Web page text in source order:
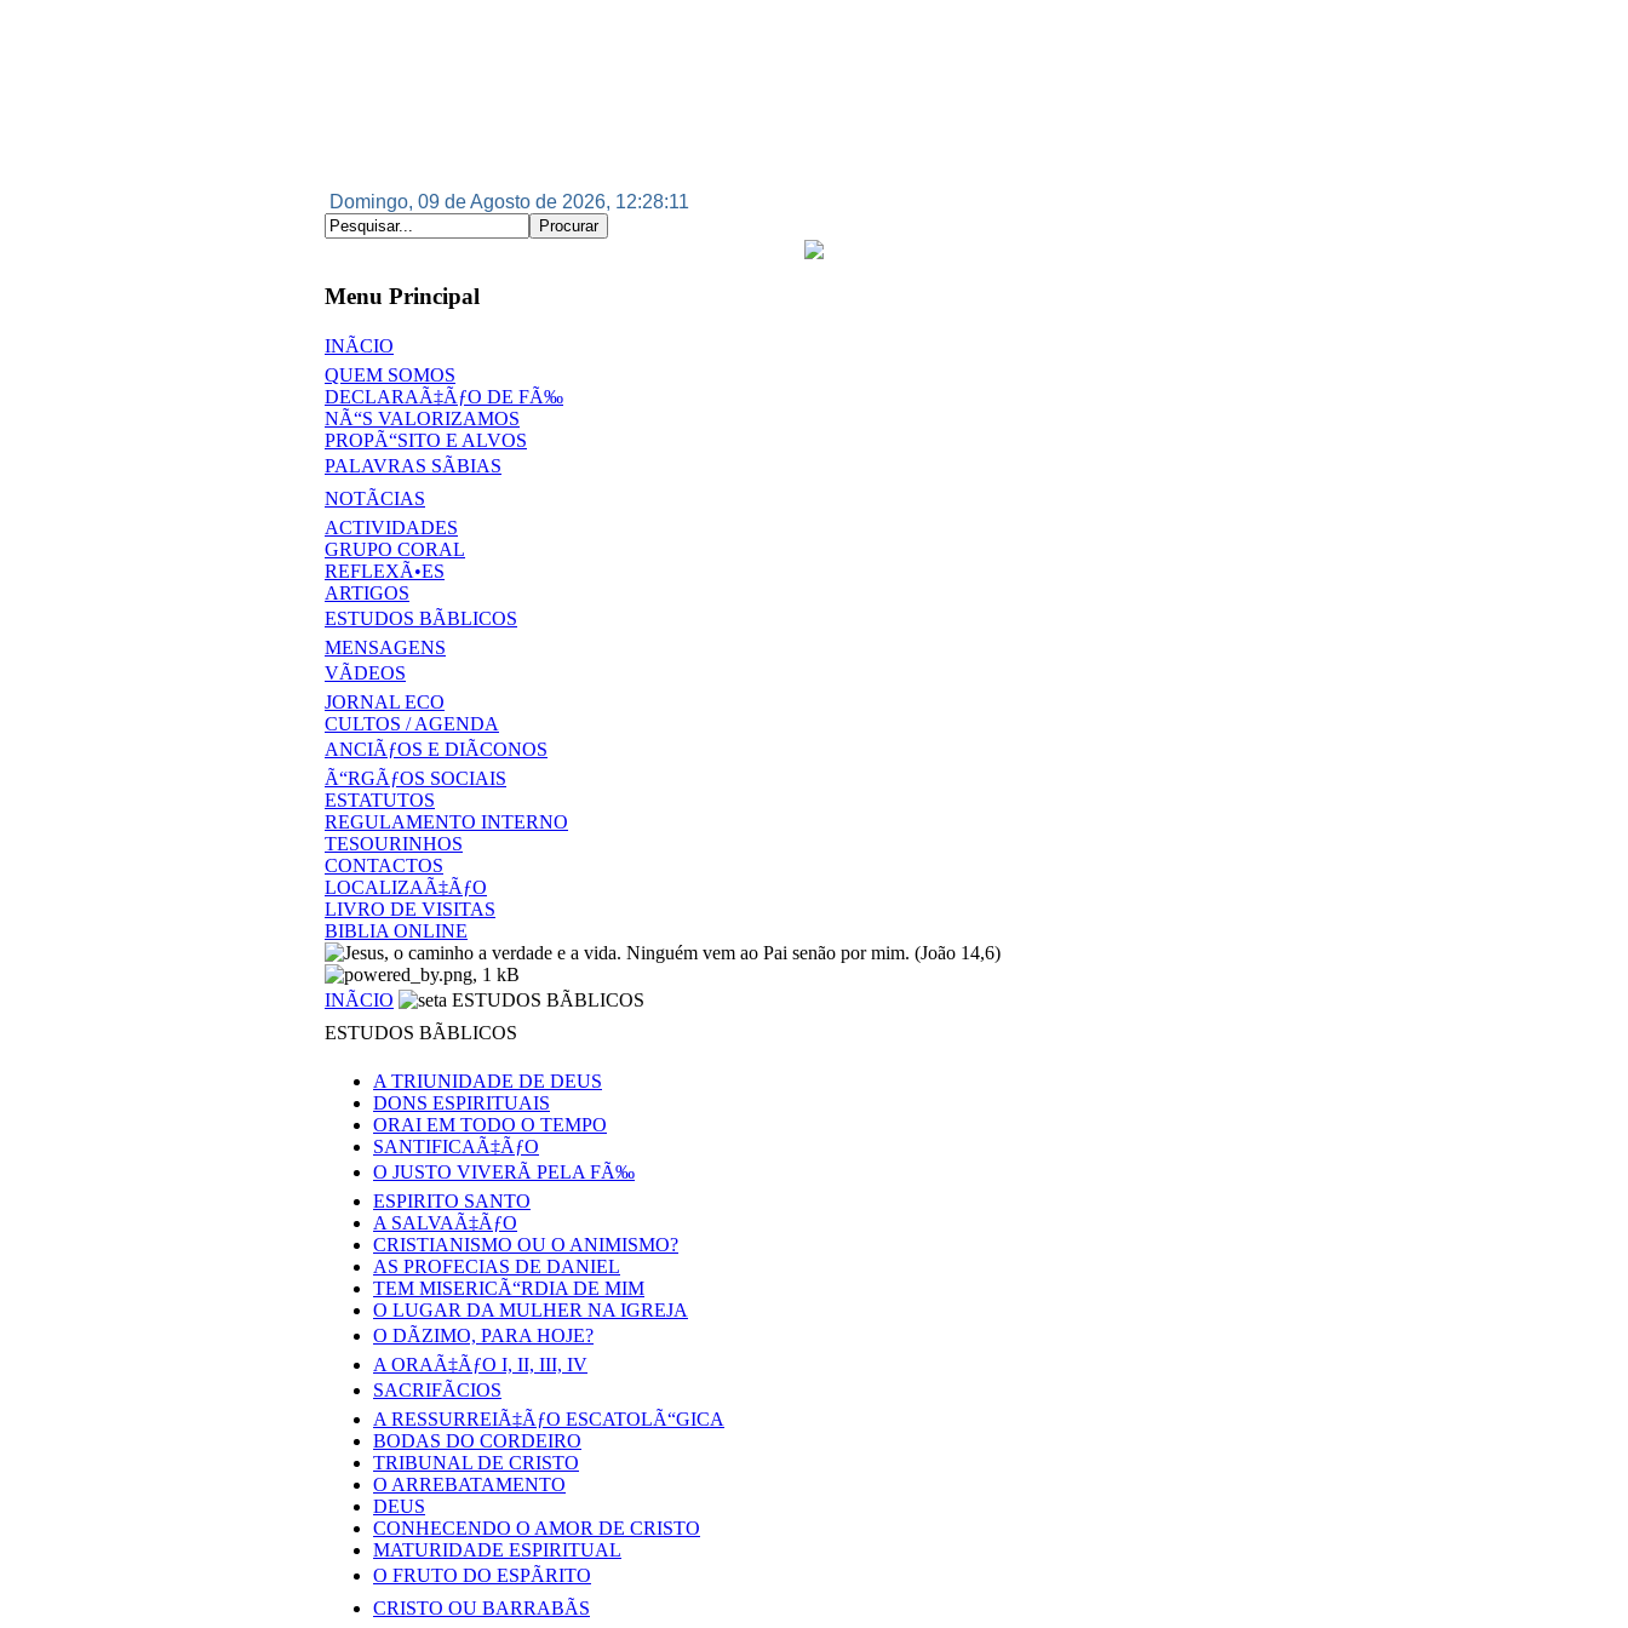
Domingo, 09 de Agosto de 2026, 12:28:11
Menu Principal
INÃCIO
QUEM SOMOS
DECLARAÃ‡ÃƒO DE FÃ‰
NÃ“S VALORIZAMOS
PROPÃ“SITO E ALVOS
PALAVRAS SÃBIAS
NOTÃCIAS
ACTIVIDADES
GRUPO CORAL
REFLEXÃ•ES
ARTIGOS
ESTUDOS BÃBLICOS
MENSAGENS
VÃDEOS
JORNAL ECO
CULTOS / AGENDA
ANCIÃƒOS E DIÃCONOS
Ã“RGÃƒOS SOCIAIS
ESTATUTOS
REGULAMENTO INTERNO
TESOURINHOS
CONTACTOS
LOCALIZAÃ‡ÃƒO
LIVRO DE VISITAS
BIBLIA ONLINE
INÃCIO
ESTUDOS BÃBLICOS
ESTUDOS BÃBLICOS
A TRIUNIDADE DE DEUS
DONS ESPIRITUAIS
ORAI EM TODO O TEMPO
SANTIFICAÃ‡ÃƒO
O JUSTO VIVERÃ PELA FÃ‰
ESPIRITO SANTO
A SALVAÃ‡ÃƒO
CRISTIANISMO OU O ANIMISMO?
AS PROFECIAS DE DANIEL
TEM MISERICÃ“RDIA DE MIM
O LUGAR DA MULHER NA IGREJA
O DÃZIMO, PARA HOJE?
A ORAÃ‡ÃƒO I, II, III, IV
SACRIFÃCIOS
A RESSURREIÃ‡ÃƒO ESCATOLÃ“GICA
BODAS DO CORDEIRO
TRIBUNAL DE CRISTO
O ARREBATAMENTO
DEUS
CONHECENDO O AMOR DE CRISTO
MATURIDADE ESPIRITUAL
O FRUTO DO ESPÃRITO
CRISTO OU BARRABÃS